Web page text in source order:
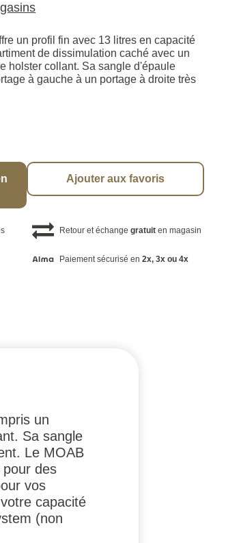
un profil fin avec 13 litres en capacité
de dissimulation caché avec un
holster collant. Sa sangle d'épaule
à gauche à un portage à droite très
Ajouter aux favoris
Retour et échange gratuiten magasin
Paiement sécurisé en 2x, 3x ou 4x
un
Sa sangle
Le MOAB
des
vos
capacité
(non